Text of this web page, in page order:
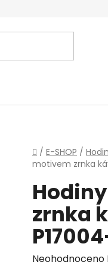
Domů
/ E-SHOP /
motivem zrnka
zrnka
Průměrné
Neohodnoceno